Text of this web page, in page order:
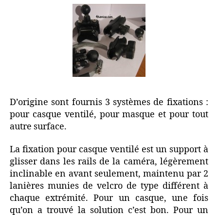
D’origine sont fournis 3 systèmes de fixations :
pour casque ventilé, pour masque et pour tout
autre surface.
La fixation pour casque ventilé est un support à
glisser dans les rails de la caméra, légèrement
inclinable en avant seulement, maintenu par 2
lanières munies de velcro de type différent à
chaque extrémité. Pour un casque, une fois
qu’on a trouvé la solution c’est bon. Pour un